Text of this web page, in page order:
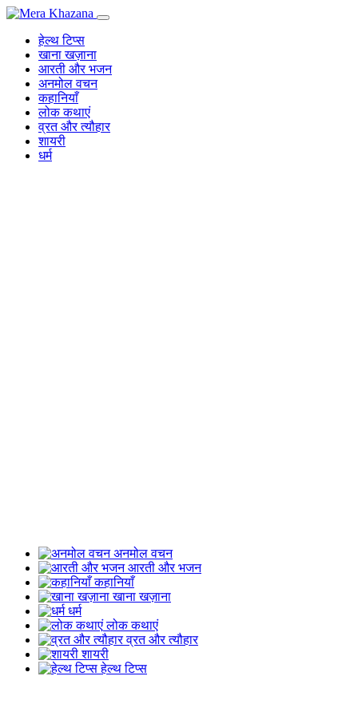
Skip
contentहेल्थ टिप्स
खाना खज़ाना
आरती और भजन
अनमोल वचन
कहानियाँ
लोक कथाएं
व्रत और त्यौहार
शायरी
धर्म
अनमोल वचन
आरती और भजन
कहानियाँ
खाना खज़ाना
धर्म
लोक कथाएं
व्रत और त्यौहार
शायरी
हेल्थ टिप्स